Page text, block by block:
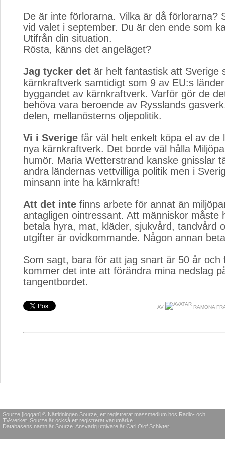
De är inte förlorarna. Vilka är då förlorarna?
vid valet i september. Du är den ende som
Utifrån din situation.
Rösta, känns det angeläget?
Jag tycker det är helt fantastisk att Sverige
kärnkraftverk samtidigt som 9 av EU:s
byggandet av kärnkraftverk. Varför gör de
behöva vara beroende av Rysslands
delen, mellanösterns oljepolitik.
Vi i Sverige får väl helt enkelt köpa el av de
nya kärnkraftverk. Det borde väl hålla
humör. Maria Wetterstrand kanske gnisslar
andra ländernas vettvilliga politik men i
minsann inte ha kärnkraft!
Att det inte finns arbete för annat än
antagligen ointressant. Att människor måste
betala hyra, mat, kläder, sjukvård, tandvård
utgifter är ovidkommande. Någon annan
Som sagt, bara för att jag snart är 50 år och
kommer det inte att förändra mina nedslag
tangentbordet.
AV RAMONA
Sourze [loggan] © Nättidningen Sourze, ett registrerat massmedium hos Radio- och
TV-verket. Sourze är också ett registrerat varumärke.
Databasens namn är Sourze. Ansvarig utgivare är Carl Olof Schlyter.